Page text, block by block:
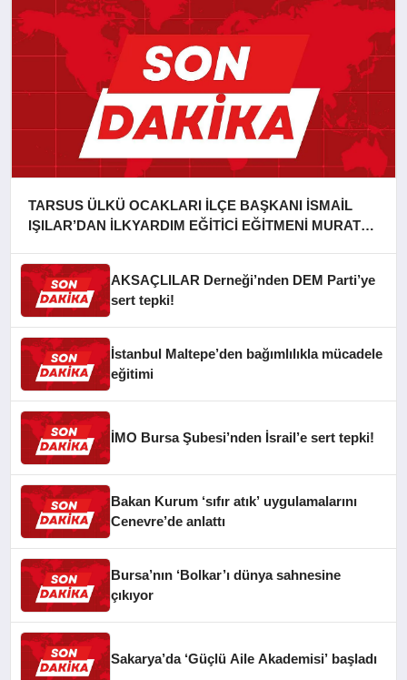
TARSUS ÜLKÜ OCAKLARI İLÇE BAŞKANI İSMAİL
IŞILAR’DAN İLKYARDIM EĞİTİCİ EĞİTMENİ MURAT
AKSAÇLILAR Derneği’nden DEM Parti’ye
sert tepki!
İstanbul Maltepe’den bağımlılıkla mücadele
eğitimi
İMO Bursa Şubesi’nden İsrail’e sert tepki!
Bakan Kurum ‘sıfır atık’ uygulamalarını
Cenevre’de anlattı
Bursa’nın ‘Bolkar’ı dünya sahnesine
çıkıyor
Sakarya’da ‘Güçlü Aile Akademisi’ başladı